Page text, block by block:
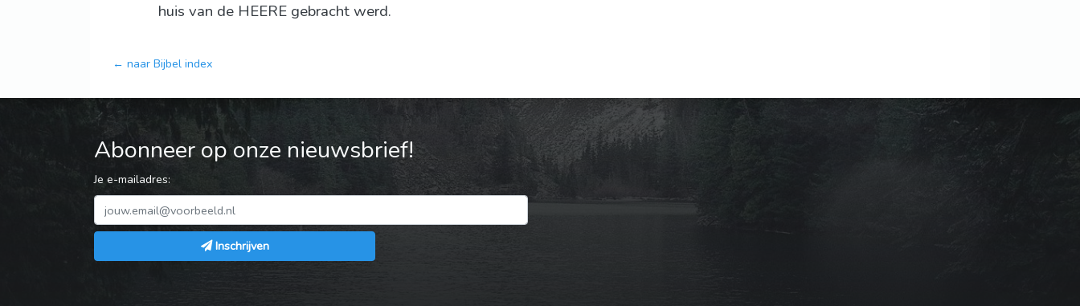
huis van de HEERE gebracht werd.
← naar Bijbel index
Abonneer op onze nieuwsbrief!
Je e-mailadres:
Inschrijven